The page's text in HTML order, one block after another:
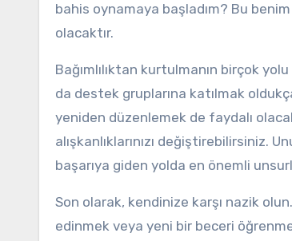
bahis oynamaya başladım? Bu
olacaktır.
Bağımlılıktan kurtulmanın birçok yolu
da destek gruplarına katılmak
yeniden düzenlemek de faydalı
alışkanlıklarınızı değiştirebilirsiniz.
başarıya giden yolda en önemli
Son olarak, kendinize karşı nazik
edinmek veya yeni bir beceri